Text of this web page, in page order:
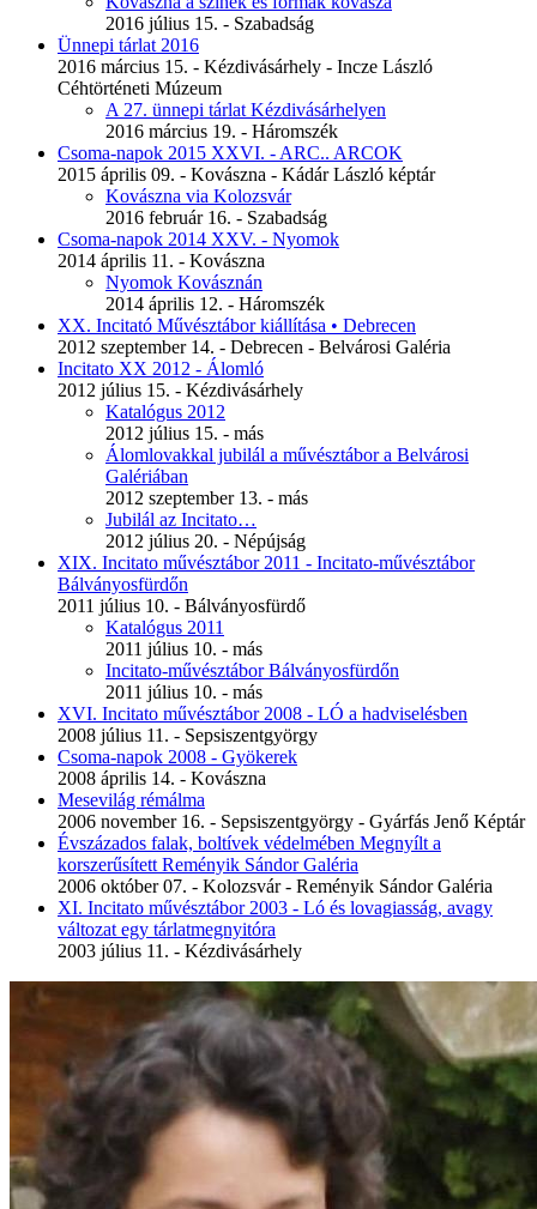
2016 július 15. - Szabadság
Ünnepi tárlat 2016
2016 március 15. - Kézdivásárhely - Incze László
Céhtörténeti Múzeum
A 27. ünnepi tárlat Kézdivásárhelyen
2016 március 19. - Háromszék
Csoma-napok 2015 XXVI. - ARC.. ARCOK
2015 április 09. - Kovászna - Kádár László képtár
Kovászna via Kolozsvár
2016 február 16. - Szabadság
Csoma-napok 2014 XXV. - Nyomok
2014 április 11. - Kovászna
Nyomok Kovásznán
2014 április 12. - Háromszék
XX. Incitató Művésztábor kiállítása • Debrecen
2012 szeptember 14. - Debrecen - Belvárosi Galéria
Incitato XX 2012 - Álomló
2012 július 15. - Kézdivásárhely
Katalógus 2012
2012 július 15. - más
Álomlovakkal jubilál a művésztábor a Belvárosi
Galériában
2012 szeptember 13. - más
Jubilál az Incitato…
2012 július 20. - Népújság
XIX. Incitato művésztábor 2011 - Incitato-művésztábor
Bálványosfürdőn
2011 július 10. - Bálványosfürdő
Katalógus 2011
2011 július 10. - más
Incitato-művésztábor Bálványosfürdőn
2011 július 10. - más
XVI. Incitato művésztábor 2008 - LÓ a hadviselésben
2008 július 11. - Sepsiszentgyörgy
Csoma-napok 2008 - Gyökerek
2008 április 14. - Kovászna
Mesevilág rémálma
2006 november 16. - Sepsiszentgyörgy - Gyárfás Jenő Képtár
Évszázados falak, boltívek védelmében Megnyílt a
korszerűsített Reményik Sándor Galéria
2006 október 07. - Kolozsvár - Reményik Sándor Galéria
XI. Incitato művésztábor 2003 - Ló és lovagiasság, avagy
változat egy tárlatmegnyitóra
2003 július 11. - Kézdivásárhely